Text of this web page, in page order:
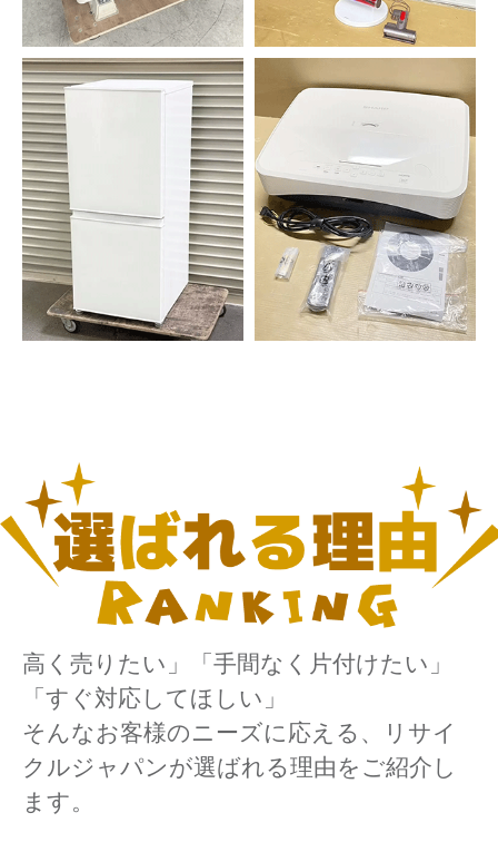
高く売りたい」「手間なく片付けたい」
「すぐ対応してほしい」
そんなお客様のニーズに応える、リサイ
クルジャパンが選ばれる理由をご紹介し
ます。